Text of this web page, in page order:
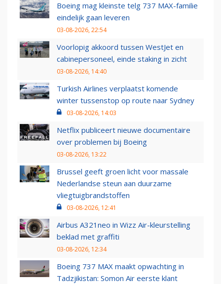
Boeing mag kleinste telg 737 MAX-familie
eindelijk gaan leveren
03-08-2026, 22:54
Voorlopig akkoord tussen WestJet en
cabinepersoneel, einde staking in zicht
03-08-2026, 14:40
Turkish Airlines verplaatst komende
winter tussenstop op route naar Sydney
03-08-2026, 14:03
Netflix publiceert nieuwe documentaire
over problemen bij Boeing
03-08-2026, 13:22
Brussel geeft groen licht voor massale
Nederlandse steun aan duurzame
vliegtuigbrandstoffen
03-08-2026, 12:41
Airbus A321neo in Wizz Air-kleurstelling
beklad met graffiti
03-08-2026, 12:34
Boeing 737 MAX maakt opwachting in
Tadzjikistan: Somon Air eerste klant